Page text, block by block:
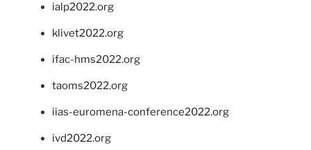
ialp2022.org
klivet2022.org
ifac-hms2022.org
taoms2022.org
iias-euromena-conference2022.org
ivd2022.org